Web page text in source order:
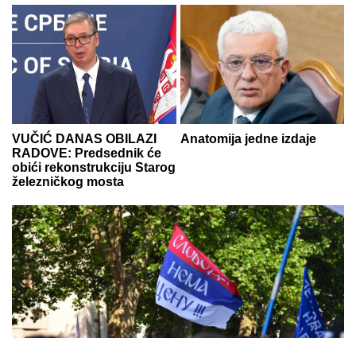
VUČIĆ DANAS OBILAZI
RADOVE: Predsednik će
obići rekonstrukciju Starog
železničkog mosta
Anatomija jedne izdaje